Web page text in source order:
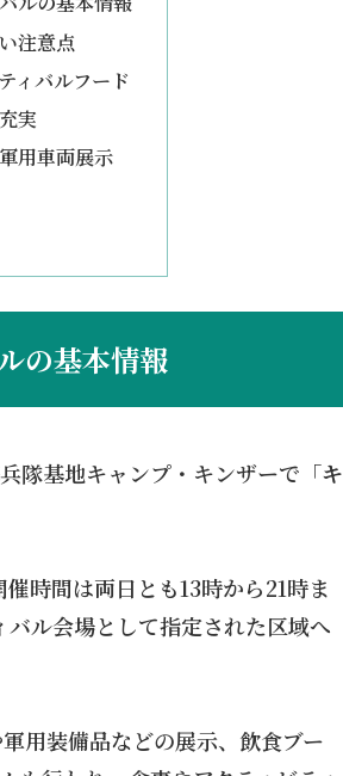
注意点
ィバルフード
実
用車両展示
の基本情報
隊基地キャンプ・キンザーで「キ
時間は両日とも13時から21時ま
ル会場として指定された区域へ
用装備品などの展示、飲食ブー